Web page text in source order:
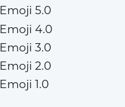
Emoji 5.0
Emoji 4.0
Emoji 3.0
Emoji 2.0
Emoji 1.0